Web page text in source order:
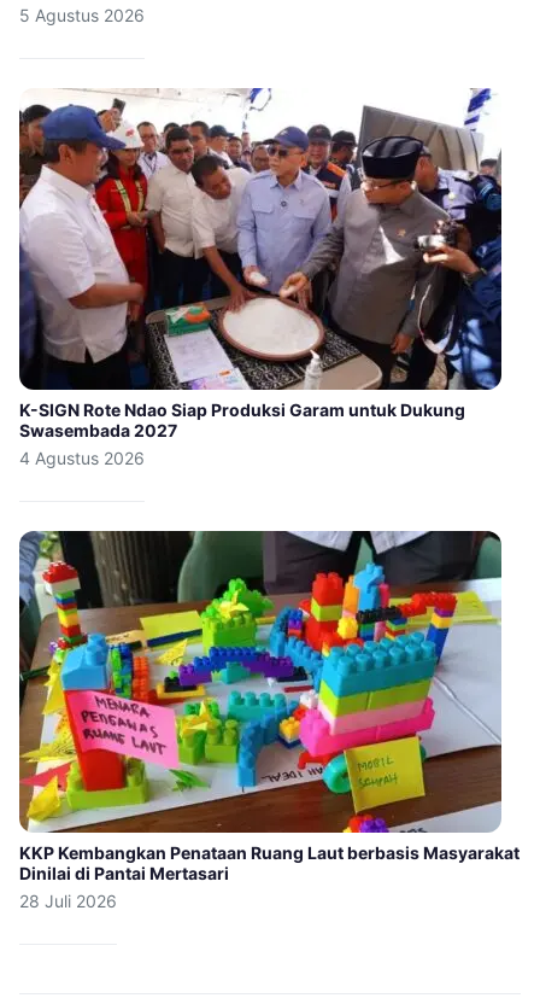
5 Agustus 2026
K-SIGN Rote Ndao Siap Produksi Garam untuk Dukung
Swasembada 2027
4 Agustus 2026
KKP Kembangkan Penataan Ruang Laut berbasis Masyarakat
Dinilai di Pantai Mertasari
28 Juli 2026